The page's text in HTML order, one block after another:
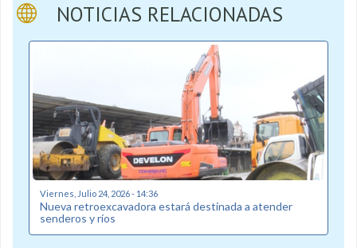
NOTICIAS RELACIONADAS
Viernes, Julio 24, 2026 - 14:36
Nueva retroexcavadora estará destinada a atender
senderos y ríos